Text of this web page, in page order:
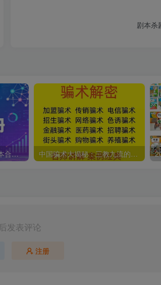
剧本杀
成年人修炼手册（一套4本合订版） 中国骗术大揭秘：三教九流的古老技巧
发表评论
注册